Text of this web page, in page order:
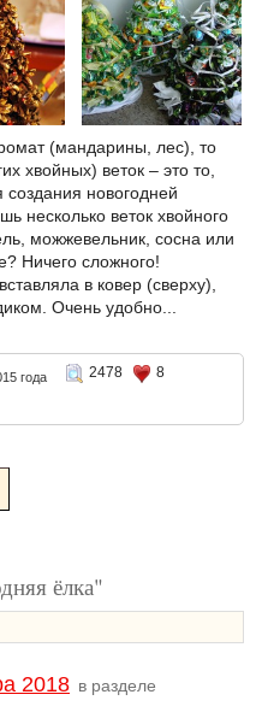
(мандарины, лес), то
хвойных) веток – это то,
новогодней
несколько веток хвойного
можжевельник, сосна или
Ничего сложного!
в ковер (сверху),
Очень удобно...
года 2478
8
ёлка"
2018 в разделе